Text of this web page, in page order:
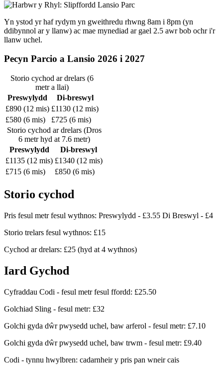
Yn ystod yr haf rydym yn gweithredu rhwng 8am i 8pm (yn
ddibynnol ar y llanw) ac mae mynediad ar gael 2.5 awr bob ochr i'r
llanw uchel.
Pecyn Parcio a Lansio 2026 i 2027
Storio cychod ar drelars (6
metr a llai)
Preswylydd
Di-breswyl
£890 (12 mis) £1130 (12 mis)
£580 (6 mis)
£725 (6 mis)
Storio cychod ar drelars (Dros
6 metr hyd at 7.6 metr)
Preswylydd
Di-breswyl
£1135 (12 mis) £1340 (12 mis)
£715 (6 mis)
£850 (6 mis)
Storio cychod
Pris fesul metr fesul wythnos: Preswylydd - £3.55 Di Breswyl - £4
Storio trelars fesul wythnos: £15
Cychod ar drelars: £25 (hyd at 4 wythnos)
Iard Gychod
Cyfraddau Codi - fesul metr fesul ffordd: £25.50
Golchiad Sling - fesul metr: £32
Golchi gyda dŵr pwysedd uchel, baw arferol - fesul metr: £7.10
Golchi gyda dŵr pwysedd uchel, baw trwm - fesul metr: £9.40
Codi - tynnu hwylbren: cadarnheir y pris pan wneir cais